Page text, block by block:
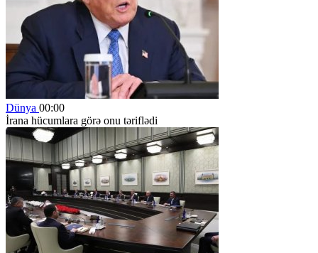
Dünya 00:00
İrana hücumlara görə onu təriflədi